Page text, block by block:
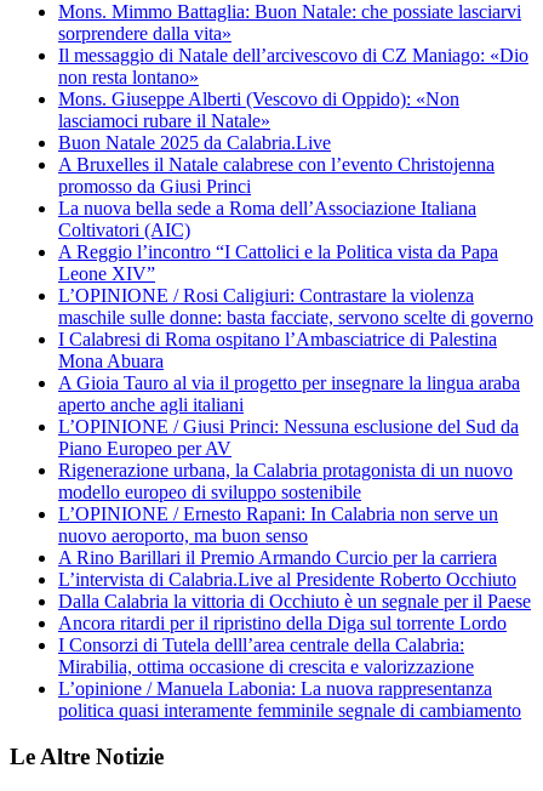
Mons. Mimmo Battaglia: Buon Natale: che possiate lasciarvi
sorprendere dalla vita»
Il messaggio di Natale dell’arcivescovo di CZ Maniago: «Dio
non resta lontano»
Mons. Giuseppe Alberti (Vescovo di Oppido): «Non
lasciamoci rubare il Natale»
Buon Natale 2025 da Calabria.Live
A Bruxelles il Natale calabrese con l’evento Christojenna
promosso da Giusi Princi
La nuova bella sede a Roma dell’Associazione Italiana
Coltivatori (AIC)
A Reggio l’incontro “I Cattolici e la Politica vista da Papa
Leone XIV”
L’OPINIONE / Rosi Caligiuri: Contrastare la violenza
maschile sulle donne: basta facciate, servono scelte di governo
I Calabresi di Roma ospitano l’Ambasciatrice di Palestina
Mona Abuara
A Gioia Tauro al via il progetto per insegnare la lingua araba
aperto anche agli italiani
L’OPINIONE / Giusi Princi: Nessuna esclusione del Sud da
Piano Europeo per AV
Rigenerazione urbana, la Calabria protagonista di un nuovo
modello europeo di sviluppo sostenibile
L’OPINIONE / Ernesto Rapani: In Calabria non serve un
nuovo aeroporto, ma buon senso
A Rino Barillari il Premio Armando Curcio per la carriera
L’intervista di Calabria.Live al Presidente Roberto Occhiuto
Dalla Calabria la vittoria di Occhiuto è un segnale per il Paese
Ancora ritardi per il ripristino della Diga sul torrente Lordo
I Consorzi di Tutela delll’area centrale della Calabria:
Mirabilia, ottima occasione di crescita e valorizzazione
L’opinione / Manuela Labonia: La nuova rappresentanza
politica quasi interamente femminile segnale di cambiamento
Le Altre Notizie